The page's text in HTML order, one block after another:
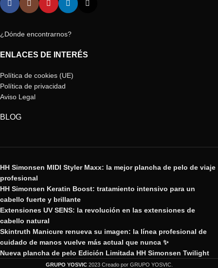
¿Dónde encontrarnos?
ENLACES DE INTERÉS
Política de cookies (UE)
Política de privacidad
Aviso Legal
BLOG
HH Simonsen MIDI Styler Maxx: la mejor plancha de pelo de viaje
profesional
HH Simonsen Keratin Boost: tratamiento intensivo para un
cabello fuerte y brillante
Extensiones UV SENS: la revolución en las extensiones de
cabello natural
Skintruth Manicure renueva su imagen: la línea profesional de
cuidado de manos vuelve más actual que nunca ✨
Nueva plancha de pelo Edición Limitada HH Simonsen Twilight
GRUPO YOSVIC 2023 Creado por GRUPO YOSVIC.